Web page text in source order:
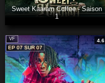
Sweet Kaaram Coffee - Saison
1
VF
4.6
EP 07 SUR 07